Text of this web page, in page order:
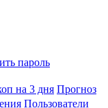
пароль
на 3 дня Прогноз
Пользователи